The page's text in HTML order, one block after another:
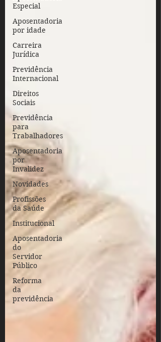
Especial
Aposentadoria
por idade
Carreira
Jurídica
Previdência
Internacional
Direitos
Sociais
Previdência
para
Trabalhadores
Aposentadoria
por
Invalidez
Novidades
Profissões
da Saúde
Institucional
Aposentadoria
do
Servidor
Público
Reforma
da
previdência
específicas dependendo do órgão no
qual atuam, seja federal, estadual ou
municipal. As regras vigentes,
atualmente, foram implementadas
pela reforma f